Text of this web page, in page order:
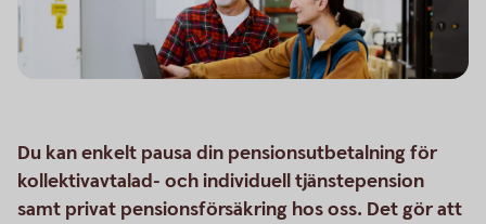
Du kan enkelt pausa din pensionsutbetalning för
kollektivavtalad- och individuell tjänstepension
samt privat pensionsförsäkring hos oss. Det gör att